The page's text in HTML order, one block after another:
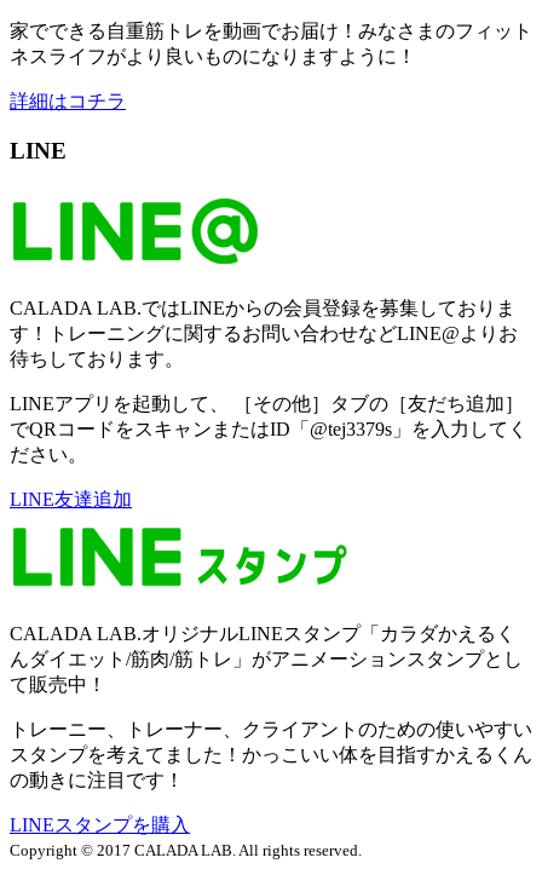
家でできる自重筋トレを動画でお届け！みなさまのフィット
ネスライフがより良いものになりますように！
詳細はコチラ
LINE
CALADA LAB.ではLINEからの会員登録を募集しておりま
す！トレーニングに関するお問い合わせなどLINE@よりお
待ちしております。
LINEアプリを起動して、 ［その他］タブの［友だち追加］
でQRコードをスキャンまたはID「@tej3379s」を入力してく
ださい。
LINE友達追加
CALADA LAB.オリジナルLINEスタンプ「カラダかえるく
んダイエット/筋肉/筋トレ」がアニメーションスタンプとし
て販売中！
トレーニー、トレーナー、クライアントのための使いやすい
スタンプを考えてました！かっこいい体を目指すかえるくん
の動きに注目です！
LINEスタンプを購入
Copyright © 2017 CALADA LAB. All rights reserved.